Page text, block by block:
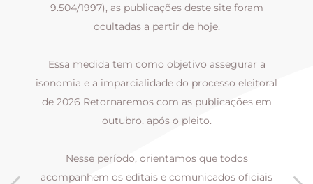
9.504/1997), as publicações deste site foram
ocultadas a partir de hoje.
Essa medida tem como objetivo assegurar a
isonomia e a imparcialidade do processo eleitoral
de 2026 Retornaremos com as publicações em
outubro, após o pleito.
Nesse período, orientamos que todos
acompanhem os editais e comunicados oficiais